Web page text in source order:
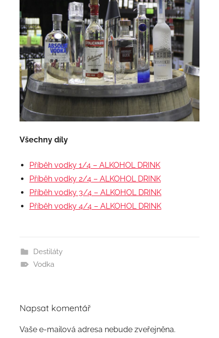
Všechny díly
Příběh vodky 1/4 – ALKOHOL DRINK
Příběh vodky 2/4 – ALKOHOL DRINK
Příběh vodky 3/4 – ALKOHOL DRINK
Příběh vodky 4/4 – ALKOHOL DRINK
Destiláty
Vodka
Napsat komentář
Vaše e-mailová adresa nebude zveřejněna.